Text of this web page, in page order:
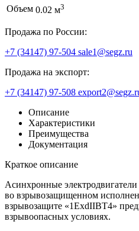
Объем 0.02 м3
Продажа по России:
+7 (34147) 97-504 sale1@segz.ru
Продажа на экспорт:
+7 (34147) 97-508
Описание
Характеристики
Преимущества
Документация
Краткое описание
Асинхронные
во взрывозащищенном
взрывозащите «1ExdIIBT4»
взрывоопасных условиях.